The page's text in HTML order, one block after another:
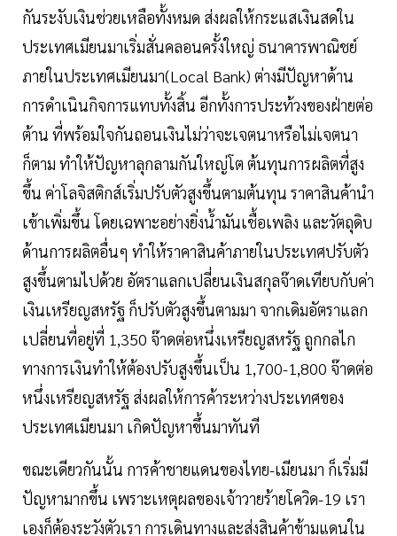
กันระงับเงินช่วยเหลือทั้งหมด ส่งผลให้กระแสเงินสดใน
ประเทศเมียนมาเริ่มสั่นคลอนครั้งใหญ่ ธนาคารพาณิชย์
ภายในประเทศเมียนมา(Local Bank) ต่างมีปัญหาด้าน
การดำเนินกิจการแทบทั้งสิ้น อีกทั้งการประท้วงของฝ่ายต่อ
ต้าน ที่พร้อมใจกันถอนเงินไม่ว่าจะเจตนาหรือไม่เจตนา
ก็ตาม ทำให้ปัญหาลุกลามกันใหญ่โต ต้นทุนการผลิตที่สูง
ขึ้น ค่าโลจิสติกส์เริ่มปรับตัวสูงขึ้นตามต้นทุน ราคาสินค้านำ
เข้าเพิ่มขึ้น โดยเฉพาะอย่างยิ่งน้ำมันเชื้อเพลิง และวัตถุดิบ
ด้านการผลิตอื่นๆ ทำให้ราคาสินค้าภายในประเทศปรับตัว
สูงขึ้นตามไปด้วย อัตราแลกเปลี่ยนเงินสกุลจ๊าดเทียบกับค่า
เงินเหรียญสหรัฐ ก็ปรับตัวสูงขึ้นตามมา จากเดิมอัตราแลก
เปลี่ยนที่อยู่ที่ 1,350 จ๊าดต่อหนึ่งเหรียญสหรัฐ ถูกกลไก
ทางการเงินทำให้ต้องปรับสูงขึ้นเป็น 1,700-1,800 จ๊าดต่อ
หนึ่งเหรียญสหรัฐ ส่งผลให้การค้าระหว่างประเทศของ
ประเทศเมียนมา เกิดปัญหาขึ้นมาทันที
ขณะเดียวกันนั้น การค้าชายแดนของไทย-เมียนมา ก็เริ่มมี
ปัญหามากขึ้น เพราะเหตุผลของเจ้าวายร้ายโควิด-19 เรา
เองก็ต้องระวังตัวเรา การเดินทางและส่งสินค้าข้ามแดนใน